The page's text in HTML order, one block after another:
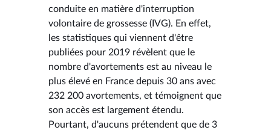
conduite en matière d'interruption
volontaire de grossesse (IVG). En effet,
les statistiques qui viennent d'être
publiées pour 2019 révèlent que le
nombre d'avortements est au niveau le
plus élevé en France depuis 30 ans avec
232 200 avortements, et témoignent que
son accès est largement étendu.
Pourtant, d'aucuns prétendent que de 3